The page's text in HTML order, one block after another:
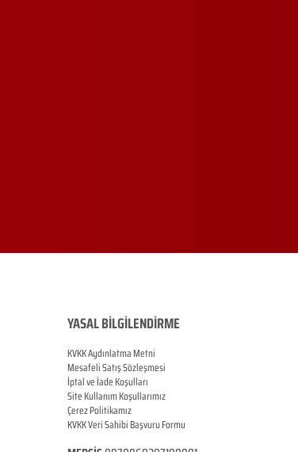
YASAL BİLGİLENDİRME
KVKK Aydınlatma Metni
Mesafeli Satış Sözleşmesi
İptal ve İade Koşulları
Site Kullanım Koşullarımız
Çerez Politikamız
KVKK Veri Sahibi Başvuru Formu